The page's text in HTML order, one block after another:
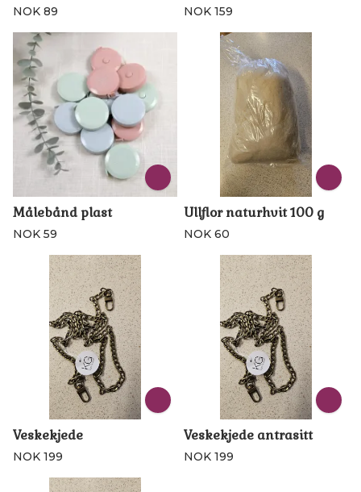
NOK 89 NOK 159
Målebånd plast
NOK 59
Ullflor naturhvit 100 g
NOK 60
Veskekjede
NOK 199
Veskekjede antrasitt
NOK 199